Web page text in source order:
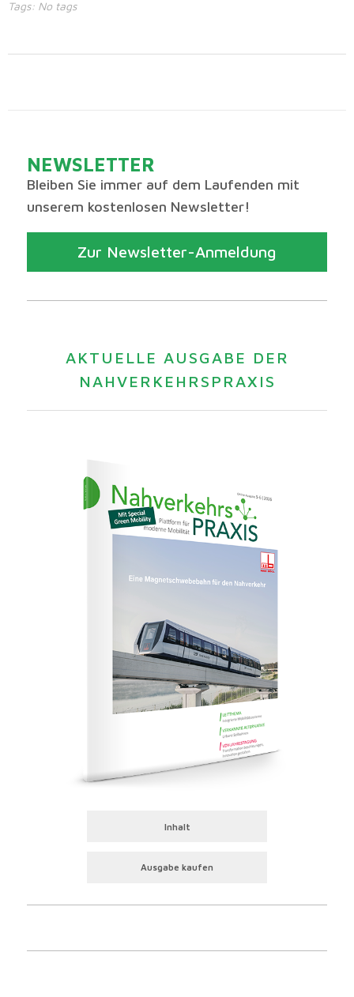
Tags: No tags
NEWSLETTER
Bleiben Sie immer auf dem Laufenden mit
unserem kostenlosen Newsletter!
Zur Newsletter-Anmeldung
AKTUELLE AUSGABE DER
NAHVERKEHRSPRAXIS
Inhalt
Ausgabe kaufen